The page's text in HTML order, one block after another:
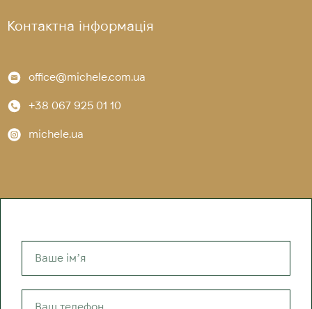
Контактна інформація
office@michele.com.ua
+38 067 925 01 10
michele.ua